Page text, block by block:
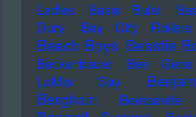
Ladies
Basia Bulat
Dury
Bay City Rollers
Beach Boys Beastie
Beckenbauer Bee Gees
LaMar Gay
Berghain